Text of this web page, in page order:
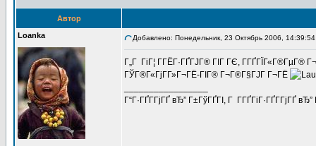
Автор
Loanka
Добавлено: Понедельник, 23 Октябрь 2006, 14:39:54
Г„Г ГіГ¦ Г­ГЁГ·ГҐГЈГ® ГІГ ГЄ, Г­ГҐГЇГ«Г®ГµГ®
ГЎГ®Г«ГјГ­Г»Г¬ГЁ-ГІГ® Г¬Г®Г§ГЈГ Г¬ГЁ
Г“Г·ГҐГ­ГјГҐ вЂ” Г±ГўГҐГІ, Г Г­ГҐГіГ·ГҐГ­ГјГҐ